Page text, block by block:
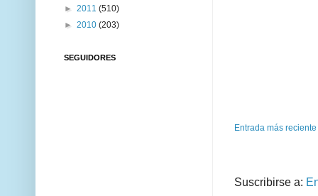
Entrada más reciente
Suscribirse a:
► 2011 (510)
► 2010 (203)
SEGUIDORES